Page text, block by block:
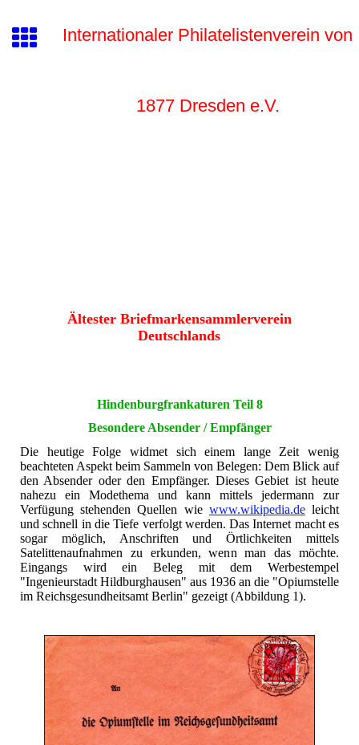
Internationaler Philatelistenverein von
1877 Dresden e.V.
Ältester Briefmarkensammlerverein
Deutschlands
Hindenburgfrankaturen Teil 8
Besondere Absender / Empfänger
Die heutige Folge widmet sich einem lange Zeit wenig
beachteten Aspekt beim Sammeln von Belegen: Dem Blick auf
den Absender oder den Empfänger. Dieses Gebiet ist heute
nahezu ein Modethema und kann mittels jedermann zur
Verfügung stehenden Quellen wie www.wikipedia.deleicht
und schnell in die Tiefe verfolgt werden. Das Internet macht es
sogar möglich, Anschriften und Örtlichkeiten mittels
Satelittenaufnahmen zu erkunden, wenn man das möchte.
Eingangs wird ein Beleg mit dem Werbestempel
"Ingenieurstadt Hildburghausen" aus 1936 an die "Opiumstelle
im Reichsgesundheitsamt Berlin" gezeigt (Abbildung 1).